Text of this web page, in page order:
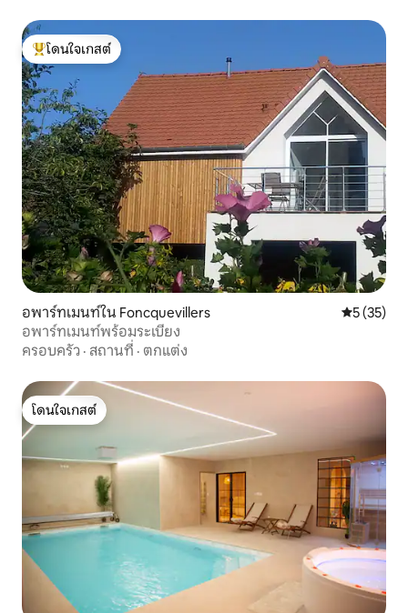
โดนใจเกสต์ที่สุด
โดนใจเกสต์
อพาร์ทเมนท์ใน Foncquevillers คะแนนเฉลี่
5 (35)
อพาร์ทเมนท์พร้อมระเบียง
ครอบครัว · สถานที่ · ตกแต่ง
โดนใจเกสต์
โดนใจเกสต์